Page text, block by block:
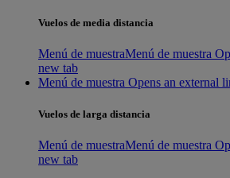
Vuelos de media distancia
Menú de muestraMenú de muestra
new tab
Menú de muestra Opens an external
Vuelos de larga distancia
Menú de muestraMenú de muestra
new tab